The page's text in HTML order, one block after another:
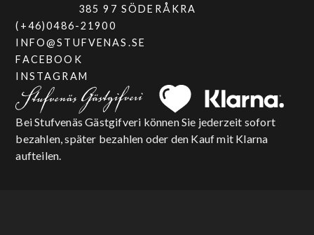
385 97 SÖDERÅKRA
(+46)0486-21900
INFO@STUFVENAS.SE
FACEBOOK
INSTAGRAM
Bei Stufvenäs Gästgifveri können Sie jederzeit sofort
bezahlen, später bezahlen oder den Kauf mit Klarna
aufteilen.